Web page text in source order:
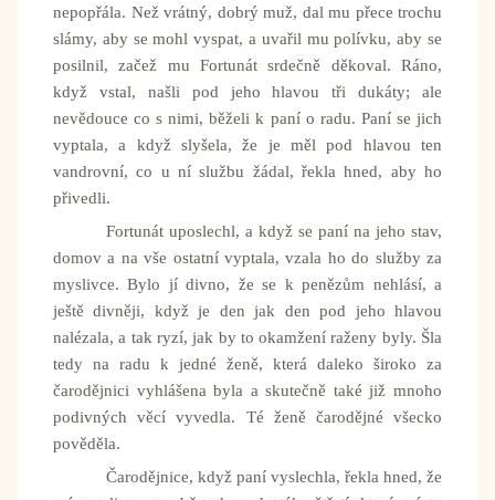
nepopřála. Než vrátný, dobrý muž, dal mu přece trochu
slámy, aby se mohl vyspat, a uvařil mu polívku, aby se
posilnil, začež mu Fortunát srdečně děkoval. Ráno,
když vstal, našli pod jeho hlavou tři dukáty; ale
nevědouce co s nimi, běželi k paní o radu. Paní se jich
vyptala, a když slyšela, že je měl pod hlavou ten
vandrovní, co u ní službu žádal, řekla hned, aby ho
přivedli.
Fortunát uposlechl, a když se paní na jeho stav,
domov a na vše ostatní vyptala, vzala ho do služby za
myslivce. Bylo jí divno, že se k penězům nehlásí, a
ještě divněji, když je den jak den pod jeho hlavou
nalézala, a tak ryzí, jak by to okamžení raženy byly. Šla
tedy na radu k jedné ženě, která daleko široko za
čarodějnici vyhlášena byla a skutečně také již mnoho
podivných věcí vyvedla. Té ženě čarodějné všecko
pověděla.
Čarodějnice, když paní vyslechla, řekla hned, že